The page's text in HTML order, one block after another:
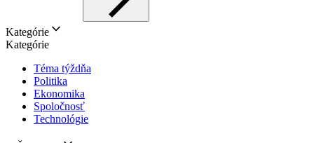
Kategórie
Kategórie
Téma týždňa
Politika
Ekonomika
Spoločnosť
Technológie